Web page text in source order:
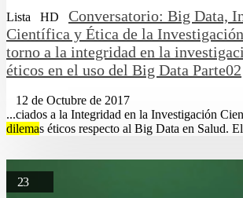
Lista HD
Conversatorio: Big Data,
Científica y Ética de la
torno a la integridad en la
éticos en el uso del Big Data Parte02
12 de Octubre de 2017
...ciados a la Integridad en la Investigación
dilemas éticos respecto al Big Data en Salud.
23